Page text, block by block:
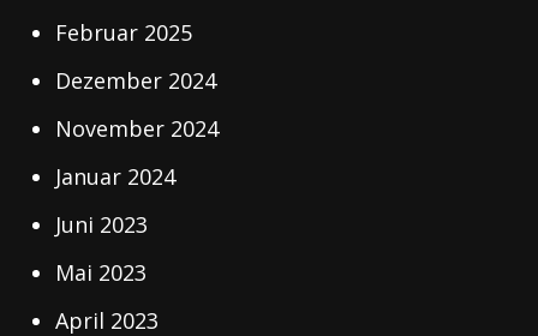
Februar 2025
Dezember 2024
November 2024
Januar 2024
Juni 2023
Mai 2023
April 2023